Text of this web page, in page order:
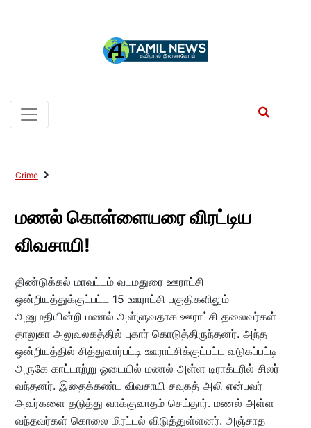
Crime
மணல் கொள்ளையரை விரட்டிய
விவசாயி!
திண்டுக்கல் மாவட்டம் வடமதுரை ஊராட்சி
ஒன்றியத்துக்குட்பட்ட 15 ஊராட்சி பகுதிகளிலும்
அனுமதியின்றி மணல் அள்ளுவதாக ஊராட்சி தலைவர்கள்
தாலுகா அலுவலகத்தில் புகார் கொடுத்திருந்தனர். அந்த
ஒன்றியத்தில் சித்துவார்பட்டி ஊராட்சிக்குட்பட்ட வடுகப்பட்டி
அருகே காட்டாற்று ஓடையில் மணல் அள்ள டிராக்டரில் சிலர்
வந்தனர். இதைக்கண்ட விவசாயி சவுகத் அலி என்பவர்
அவர்களை தடுத்து வாக்குவாதம் செய்தார். மணல் அள்ள
வந்தவர்கள் கொலை மிரட்டல் விடுத்துள்ளனர். அஞ்சாத